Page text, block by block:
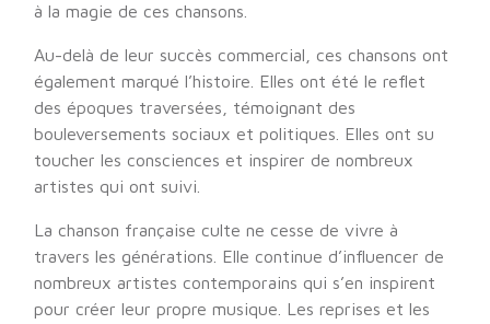
à la magie de ces chansons.
Au-delà de leur succès commercial, ces chansons ont
également marqué l’histoire. Elles ont été le reflet
des époques traversées, témoignant des
bouleversements sociaux et politiques. Elles ont su
toucher les consciences et inspirer de nombreux
artistes qui ont suivi.
La chanson française culte ne cesse de vivre à
travers les générations. Elle continue d’influencer de
nombreux artistes contemporains qui s’en inspirent
pour créer leur propre musique. Les reprises et les